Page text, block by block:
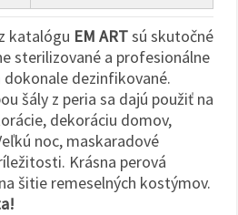
katalógu EM ARTsú skutočné
sterilizované a profesionálne
dokonale dezinfikované.
šály z peria sa dajú použiť na
dekoráciu domov,
noc, maskaradové
Krásna perová
šitie remeselných kostýmov.